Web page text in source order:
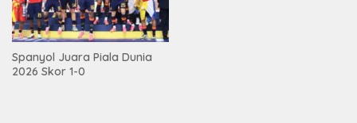
Spanyol Juara Piala Dunia
2026 Skor 1-0